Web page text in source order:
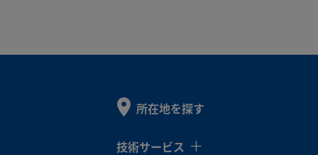
所在地を探す
技術サービス